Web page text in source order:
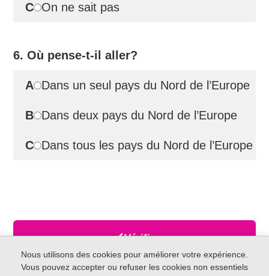
C On ne sait pas
6. Où pense-t-il aller?
A Dans un seul pays du Nord de l’Europe
B Dans deux pays du Nord de l’Europe
C Dans tous les pays du Nord de l’Europe
Vérifier
Nous utilisons des cookies pour améliorer votre expérience.
Vous pouvez accepter ou refuser les cookies non essentiels